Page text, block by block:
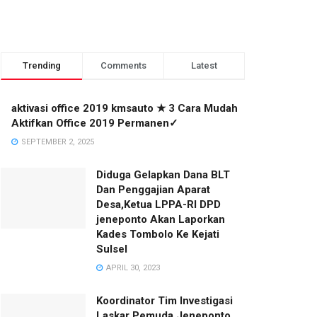
Trending Comments Latest
aktivasi office 2019 kmsauto ★ 3 Cara Mudah
Aktifkan Office 2019 Permanen✓
SEPTEMBER 2, 2025
Diduga Gelapkan Dana BLT
Dan Penggajian Aparat
Desa,Ketua LPPA-RI DPD
jeneponto Akan Laporkan
Kades Tombolo Ke Kejati
Sulsel
APRIL 30, 2023
Koordinator Tim Investigasi